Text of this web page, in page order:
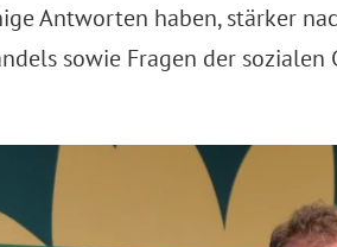
Antworten haben, stärker
sowie Fragen der sozialen